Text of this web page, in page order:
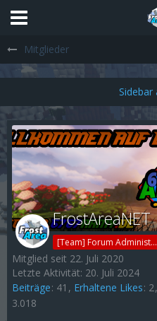
Mitglieder
FrostAreaNET
[Team] Forum Administrator
Mitglied seit 22. Juli 2020
Letzte Aktivität: 20. Juli 2024
Beiträge 41 Erhaltene Likes 2
3.018